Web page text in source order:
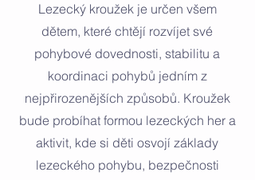
Lezecký kroužek je určen všem
dětem, které chtějí rozvíjet své
pohybové dovednosti, stabilitu a
koordinaci pohybů jedním z
nejpřirozenějších způsobů. Kroužek
bude probíhat formou lezeckých her a
aktivit, kde si děti osvojí základy
lezeckého pohybu, bezpečnosti